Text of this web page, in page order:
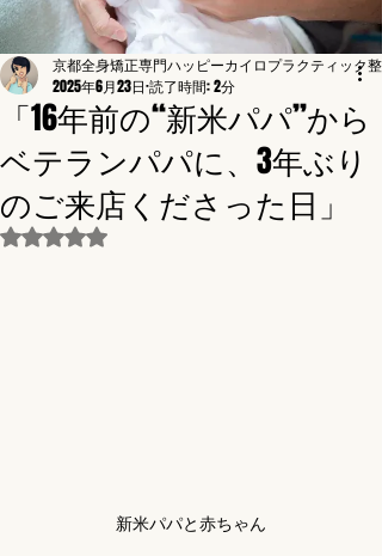
「16年前の“新米パパ”から
ベテランパパに、3年ぶり
のご来店くださった日」
京都全身矯正専門ハッピーカイロプラクティック整
2025年6月23日 読了時間: 2分
5つ星のうちNaNと評価されています。
新米パパと赤ちゃん